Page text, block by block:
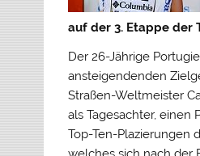
auf der 3. Etappe der
Der 26-Jährige
ansteigendenden
Straßen-Weltmeister
als Tagesachter, einen
Top-Ten-Plazierungen